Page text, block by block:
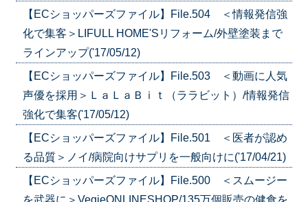
【ECショッパーズファイル】File.504 ＜情報発信強
化で集客＞LIFULL HOME'Sリフォーム/外壁塗装まで
ラインアップ('17/05/12)
【ECショッパーズファイル】File.503 ＜動画に人気
声優を採用＞ＬａＬａＢｉｔ（ララビット）/情報発信
強化で集客('17/05/12)
【ECショッパーズファイル】File.501 ＜医者が認め
る品質＞ノイ/病院向けサプリを一般向けに('17/04/21)
【ECショッパーズファイル】File.500 ＜スムージー
を武器に＞VegieONLINESHOP/135万個販売の健食を